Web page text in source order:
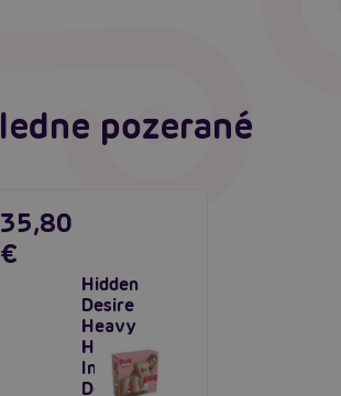
pozerané
Hidden
Desire
Heavy
Heather
Inflatable
Doll,
35,80
€